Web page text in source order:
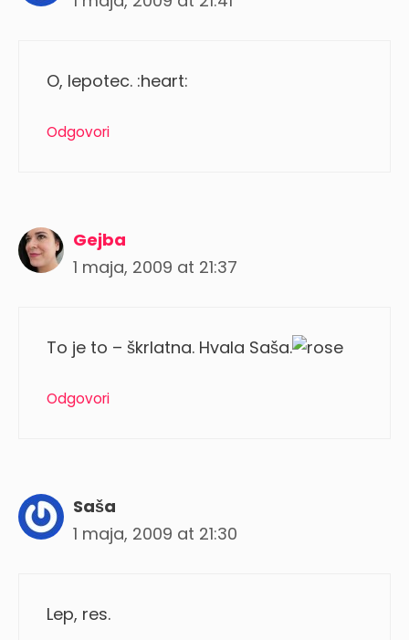
O, lepotec. :heart:
Odgovori
Gejba
1 maja, 2009 at 21:37
To je to – škrlatna. Hvala Saša.
Odgovori
Saša
1 maja, 2009 at 21:30
Lep, res.